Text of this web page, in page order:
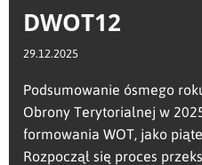
DWOT12
29.12.2025
Podsumowanie ósmego
Obrony Terytorialnej w
formowania WOT, jako
Rozpoczął się proces